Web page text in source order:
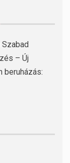
– Új
beruházás: